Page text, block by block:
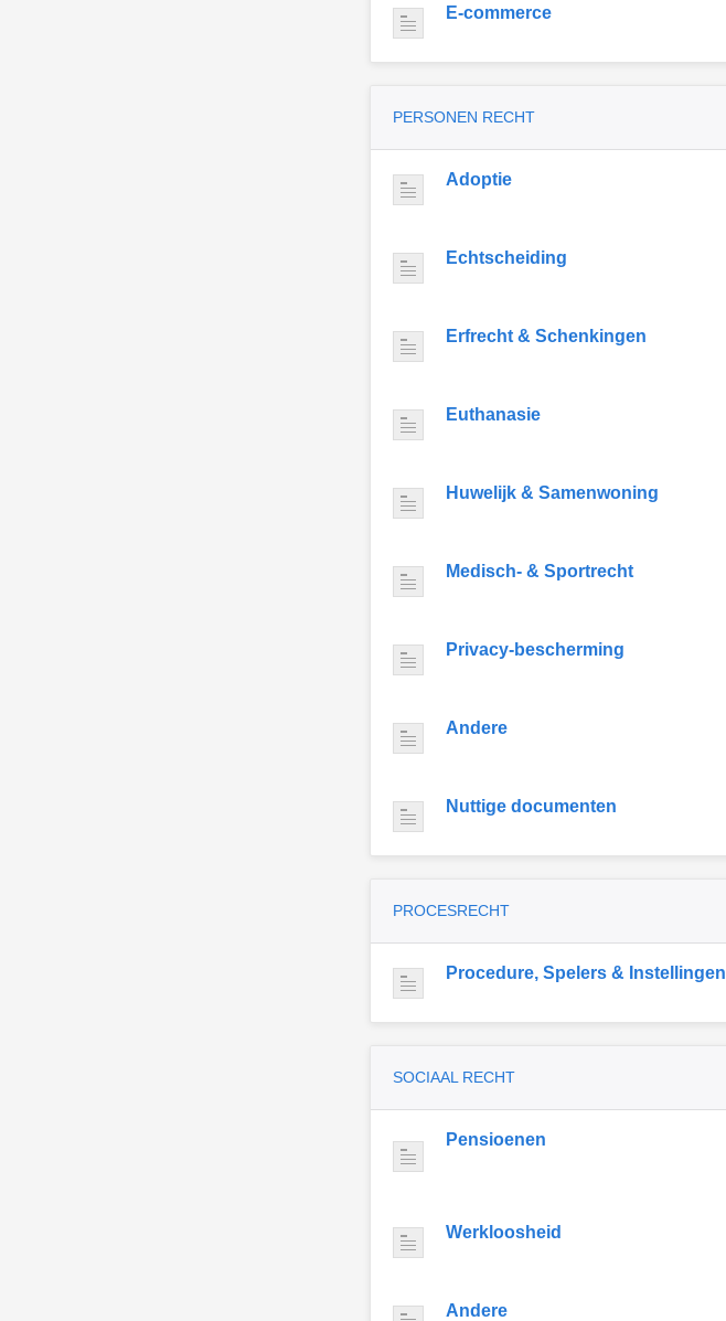
E-commerce
PERSONEN RECHT
Adoptie
Echtscheiding
Erfrecht & Schenkingen
Euthanasie
Huwelijk & Samenwoning
Medisch- & Sportrecht
Privacy-bescherming
Andere
Nuttige documenten
PROCESRECHT
Procedure, Spelers & Instellingen
SOCIAAL RECHT
Pensioenen
Werkloosheid
Andere